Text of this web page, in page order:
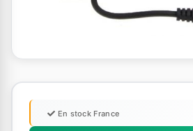
En stock France